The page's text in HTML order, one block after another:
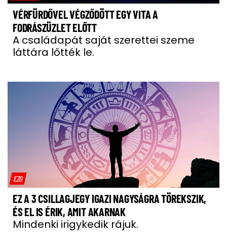
VÉRFÜRDŐVEL VÉGZŐDÖTT EGY VITA A
FODRÁSZÜZLET ELŐTT
A családapát saját szerettei szeme
láttára lőtték le.
EZO
EZ A 3 CSILLAGJEGY IGAZI NAGYSÁGRA TÖREKSZIK,
ÉS EL IS ÉRIK, AMIT AKARNAK
Mindenki irigykedik rájuk.